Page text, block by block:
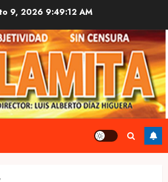
9, 2026 9:49:13 AM